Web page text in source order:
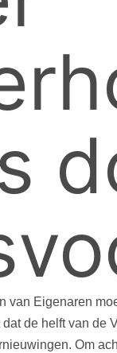
van Eigenaren
de helft van de
Om